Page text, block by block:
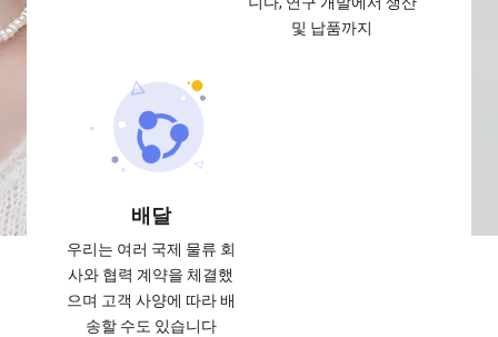
및 납품까지
배달
우리는 여러 국제 물류 회
사와 협력 계약을 체결했
으며 고객 사양에 따라 배
송할 수도 있습니다